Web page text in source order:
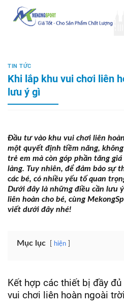
content
TIN TỨC
Khi lắp khu vui chơi liên
lưu ý gì
Đầu tư vào khu vui chơi liên
một quyết định tiềm năng,
trẻ em mà còn góp phần tăng
làng. Tuy nhiên, để đảm bảo sự
các bé, có nhiều yếu tố quan
Dưới đây là những điều cần lưu
liên hoàn cho bé, cùng
viết dưới đây nhé!
Mục lục hiện
Kết hợp các thiết bị đầy
vui chơi liên hoàn ngoài trời